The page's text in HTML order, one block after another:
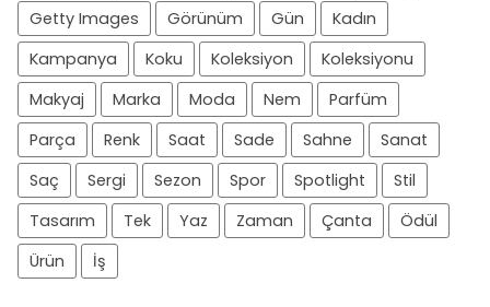
Getty Images
Görünüm Gün
Kadın
Kampanya
Koku Koleksiyon
Koleksiyonu
Makyaj
Marka Moda Nem
Parfüm
Parça
Renk Saat Sade Sahne
Sanat
Saç
Sergi Sezon Spor Spotlight
Stil
Tasarım
Tek Yaz Zaman Çanta
Ödül
Ürün
İş